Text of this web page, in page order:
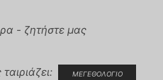
- ζητήστε μας
ΜΕΓΕΘΟΛΟΓΙΟ